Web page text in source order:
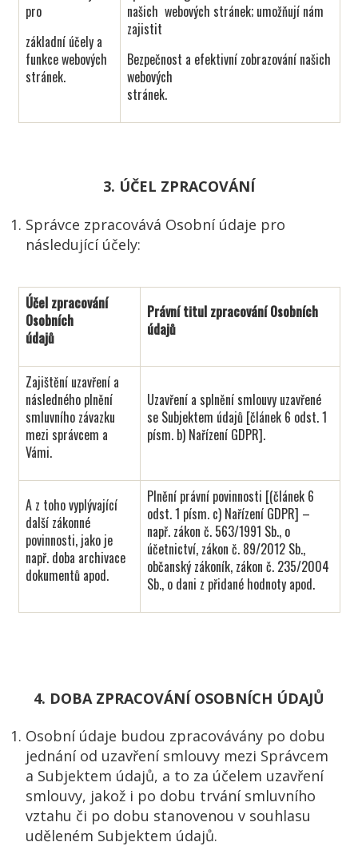
pro
základní účely a
funkce webových
stránek.
našich webových stránek; umožňují nám
zajistit
Bezpečnost a efektivní zobrazování našich
webových
stránek.
3. ÚČEL ZPRACOVÁNÍ
Správce zpracovává Osobní údaje pro
následující účely:
Účel zpracování
Osobních
údajů
Právní titul zpracování Osobních
údajů
Zajištění uzavření a
následného plnění
smluvního závazku
mezi správcem a
Vámi.
Uzavření a splnění smlouvy uzavřené
se Subjektem údajů [článek 6 odst. 1
písm. b) Nařízení GDPR].
A z toho vyplývající
další zákonné
povinnosti, jako je
např. doba archivace
dokumentů apod.
Plnění právní povinnosti [(článek 6
odst. 1 písm. c) Nařízení GDPR] –
např. zákon č. 563/1991 Sb., o
účetnictví, zákon č. 89/2012 Sb.,
občanský zákoník, zákon č. 235/2004
Sb., o dani z přidané hodnoty apod.
4. DOBA ZPRACOVÁNÍ OSOBNÍCH ÚDAJŮ
Osobní údaje budou zpracovávány po dobu
jednání od uzavření smlouvy mezi Správcem
a Subjektem údajů, a to za účelem uzavření
smlouvy, jakož i po dobu trvání smluvního
vztahu či po dobu stanovenou v souhlasu
uděleném Subjektem údajů.